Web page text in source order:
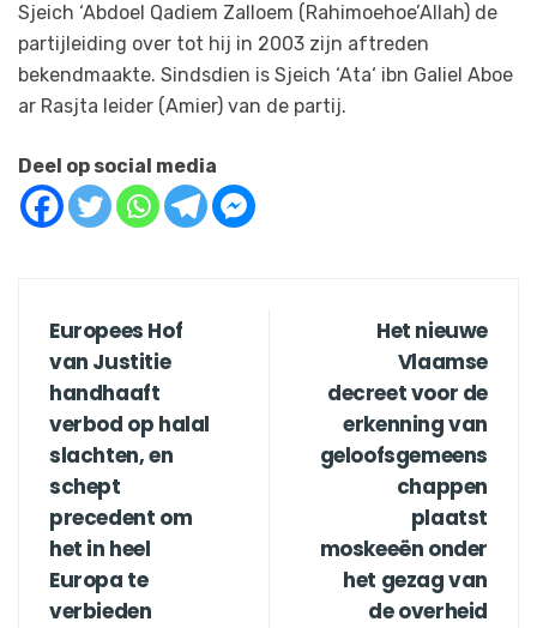
Sjeich ‘Abdoel Qadiem Zalloem (Rahimoehoe’Allah) de
partijleiding over tot hij in 2003 zijn aftreden
bekendmaakte. Sindsdien is Sjeich ‘Ata‘ ibn Galiel Aboe
ar Rasjta leider (Amier) van de partij.
Deel op social media
Europees Hof
van Justitie
handhaaft
verbod op halal
slachten, en
schept
precedent om
het in heel
Europa te
verbieden
Het nieuwe
Vlaamse
decreet voor de
erkenning van
geloofsgemeens
chappen
plaatst
moskeeën onder
het gezag van
de overheid